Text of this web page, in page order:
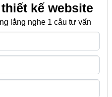
kế website
lắng nghe 1 câu tư vấn